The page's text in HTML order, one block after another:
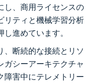
し、商用ライセンスの
リティと機械学習分析
進めています。
、断続的な接続とリソ
ガシーアーキテクチャ
障害中にテレメトリー